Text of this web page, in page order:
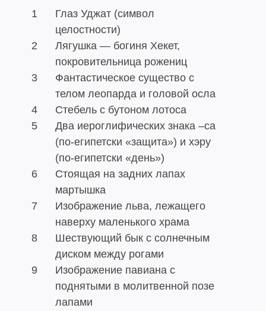
9
Изображение павиана с
поднятыми в молитвенной позе
лапами
8
Шествующий бык с солнечным
диском между рогами
7
Изображение льва, лежащего
наверху маленького храма
6
Стоящая на задних лапах
мартышка
5
Два иероглифических знака –са
(по-египетски «защита») и хэру
(по-египетски «день»)
4 Стебель с бутоном лотоса
3
Фантастическое существо с
телом леопарда и головой осла
2
Лягушка — богиня Хекет,
покровительница рожениц
1
Глаз Уджат (символ
целостности)